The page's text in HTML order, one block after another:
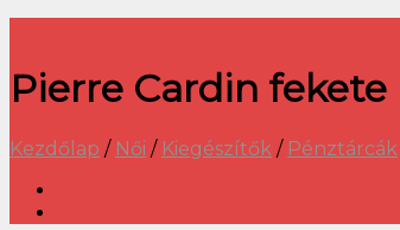
Pierre Cardin
Kezdőlap / Női / Kiegészítők / Pénztárcák